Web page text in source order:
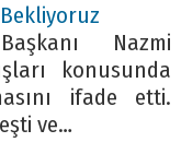
Bekliyoruz
Nazmi
konusunda
ifade etti.
ve…